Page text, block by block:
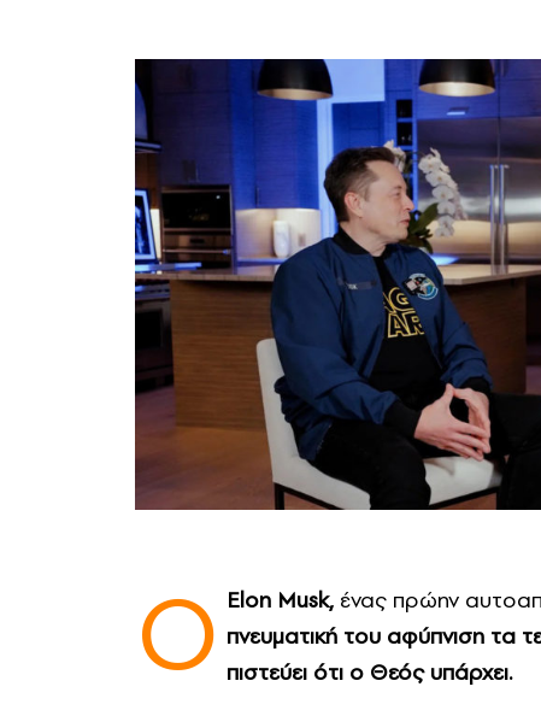
Ο Elon Musk, ένας πρώην
πνευματική του αφύπνιση τα
πιστεύει ότι ο Θεός υπάρχει.